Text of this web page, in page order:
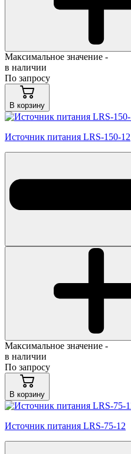
Максимальное значение -
в наличии
По запросу
В корзину
Источник питания LRS-150-12
Максимальное значение -
в наличии
По запросу
В корзину
Источник питания LRS-75-12